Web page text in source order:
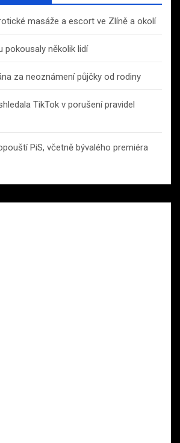
masáže a escort ve Zlíně a okolí
pokousaly několik lidí
za neoznámení půjčky od rodiny
TikTok v porušení pravidel
PiS, včetně bývalého premiéra